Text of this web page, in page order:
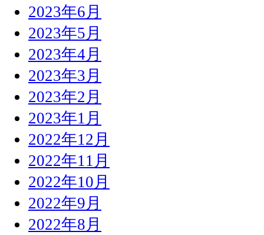
2023年6月
2023年5月
2023年4月
2023年3月
2023年2月
2023年1月
2022年12月
2022年11月
2022年10月
2022年9月
2022年8月